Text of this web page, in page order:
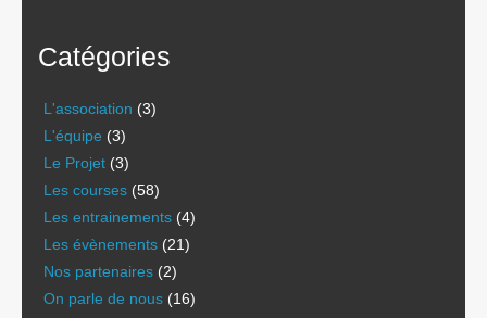
Catégories
L'association (3)
L'équipe (3)
Le Projet (3)
Les courses (58)
Les entrainements (4)
Les évènements (21)
Nos partenaires (2)
On parle de nous (16)